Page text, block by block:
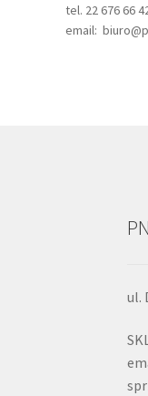
tel. 22 676 66
email:
ul.